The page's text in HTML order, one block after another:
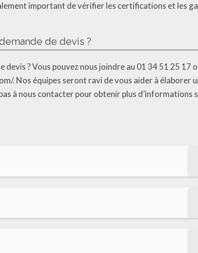
important de vérifier les certifications et les
de devis ?
? Vous pouvez nous joindre au 01 34 51 25 17
. Nos équipes seront ravi de vous aider à élaborer
à nous contacter pour obtenir plus d’informations